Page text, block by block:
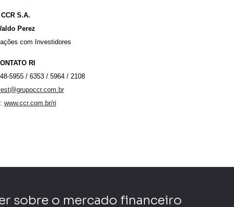
CCR S.A.
Perez
com Investidores
RI
5955 / 6353 / 5964 / 2108
: www.ccr.com.br/ri
sobre o mercado financeiro